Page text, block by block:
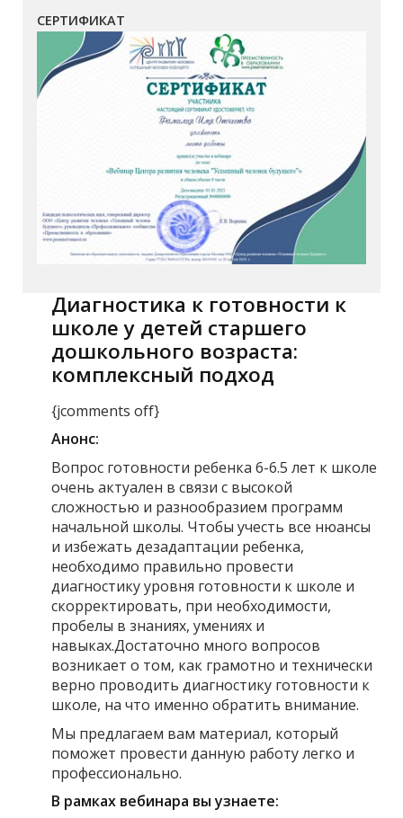
СЕРТИФИКАТ
Диагностика к готовности к
школе у детей старшего
дошкольного возраста:
комплексный подход
{jcomments off}
Анонс:
Вопрос готовности ребенка 6-6.5 лет к школе
очень актуален в связи с высокой
сложностью и разнообразием программ
начальной школы. Чтобы учесть все нюансы
и избежать дезадаптации ребенка,
необходимо правильно провести
диагностику уровня готовности к школе и
скорректировать, при необходимости,
пробелы в знаниях, умениях и
навыках.Достаточно много вопросов
возникает о том, как грамотно и технически
верно проводить диагностику готовности к
школе, на что именно обратить внимание.
Мы предлагаем вам материал, который
поможет провести данную работу легко и
профессионально.
В рамках вебинара вы узнаете: